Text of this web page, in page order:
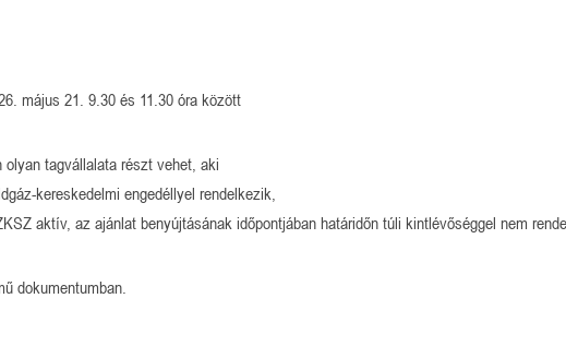
május 21. 9.30 és 11.30 óra között
tagvállalata részt vehet, aki
kereskedelmi engedéllyel rendelkezik,
aktív, az ajánlat benyújtásának időpontjában határidőn túli kintlévőséggel nem
dokumentumban.